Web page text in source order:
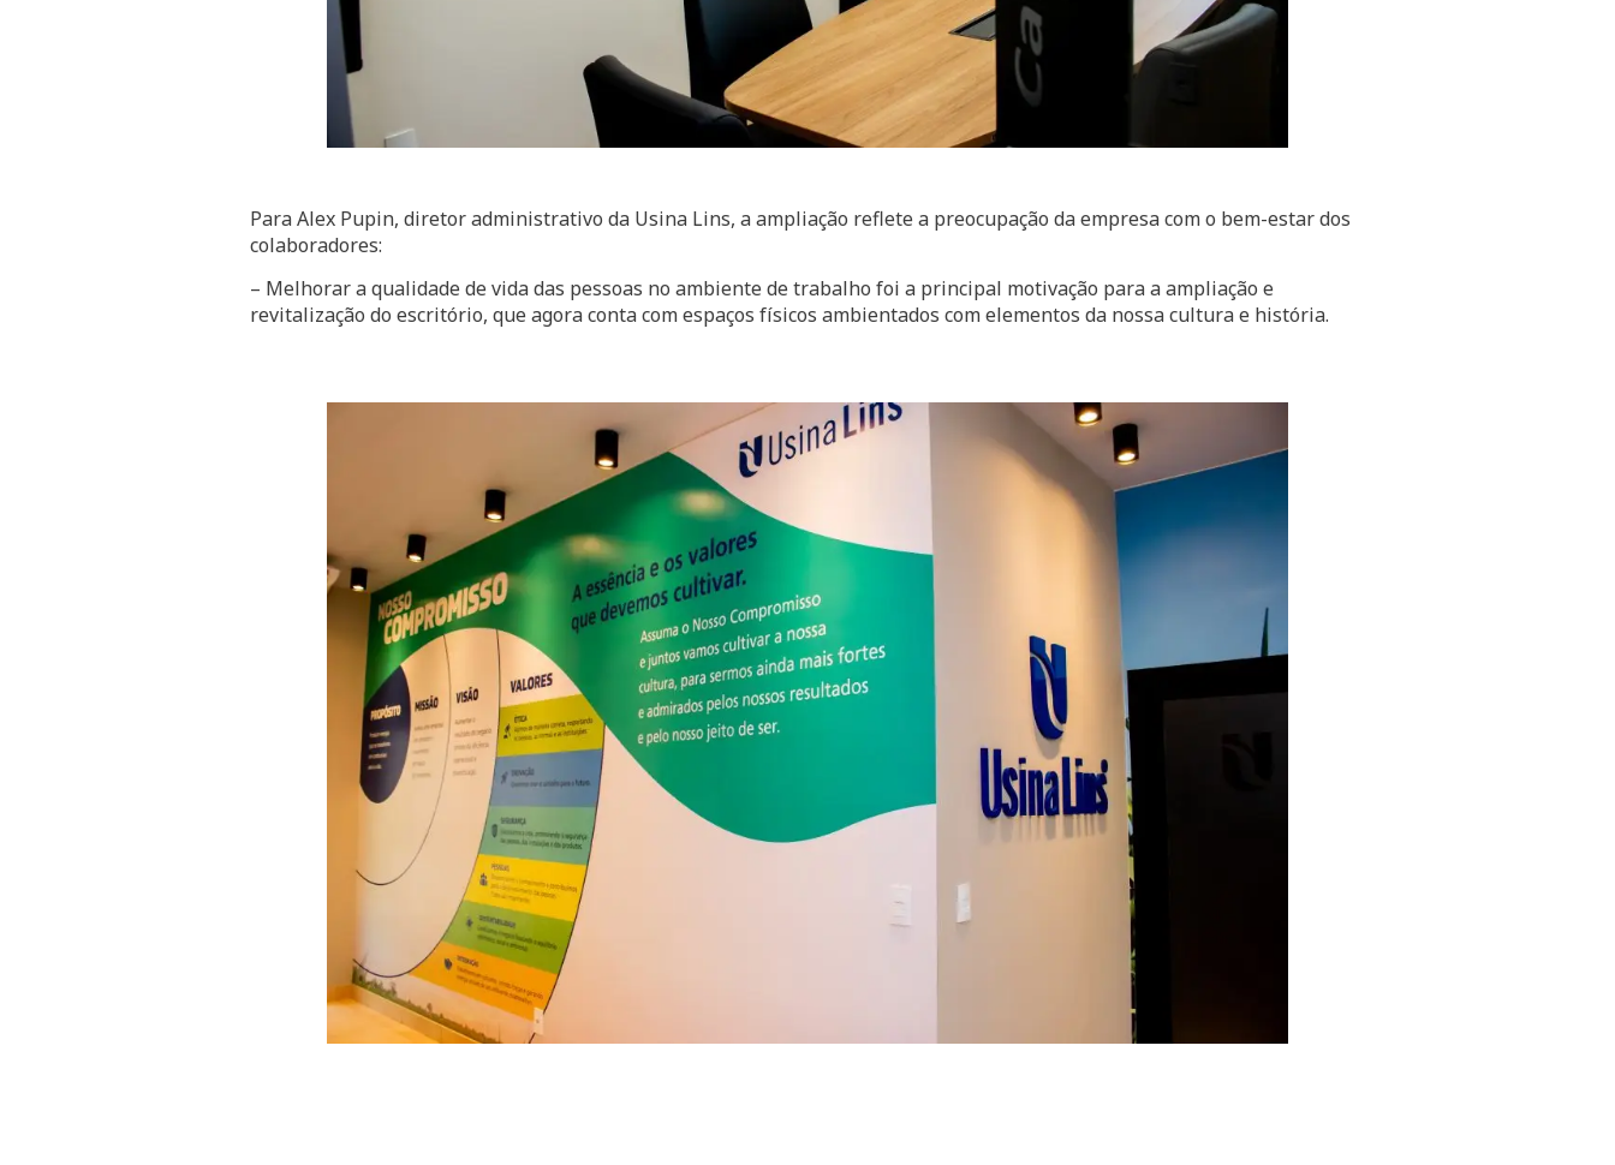
Para Alex Pupin, diretor administrativo da Usina Lins, a ampliação reflete a preocupação da empresa com o bem-estar dos
colaboradores:
– Melhorar a qualidade de vida das pessoas no ambiente de trabalho foi a principal motivação para a ampliação e
revitalização do escritório, que agora conta com espaços físicos ambientados com elementos da nossa cultura e história.